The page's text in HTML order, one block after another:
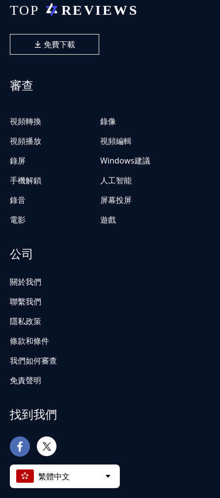
免費下載
審查
視頻轉換
錄像
視頻播放
視頻編輯
錄屏
Windows建議
手機解鎖
人工智能
錄音
屏幕投屏
電影
遊戲
公司
關於我們
聯繫我們
隱私政策
條款和條件
我們如何審查
免責聲明
找到我們
繁體中文